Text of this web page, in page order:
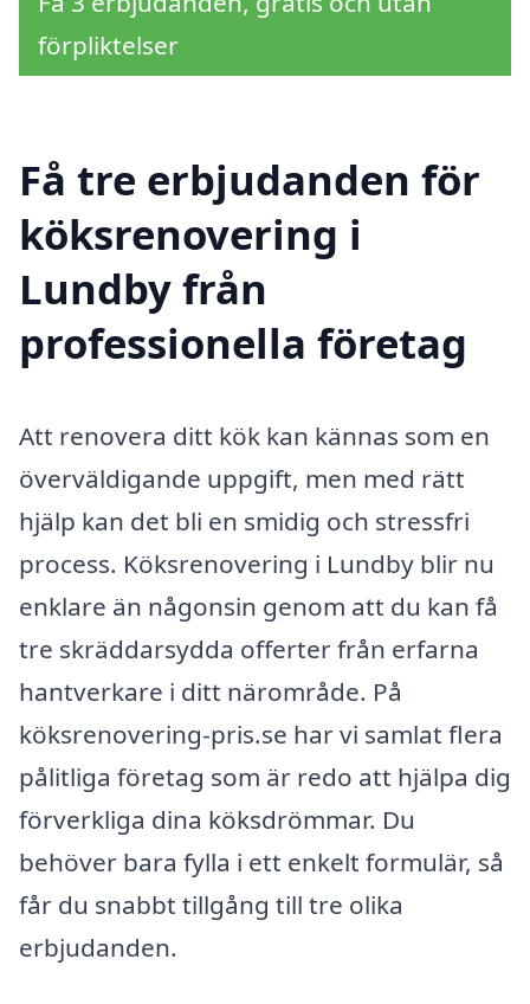
förpliktelser
Få tre erbjudanden för
köksrenovering i
Lundby från
professionella företag
Att renovera ditt kök kan kännas som en
överväldigande uppgift, men med rätt
hjälp kan det bli en smidig och stressfri
process. Köksrenovering i Lundby blir nu
enklare än någonsin genom att du kan få
tre skräddarsydda offerter från erfarna
hantverkare i ditt närområde. På
köksrenovering-pris.se har vi samlat flera
pålitliga företag som är redo att hjälpa dig
förverkliga dina köksdrömmar. Du
behöver bara fylla i ett enkelt formulär, så
får du snabbt tillgång till tre olika
erbjudanden.